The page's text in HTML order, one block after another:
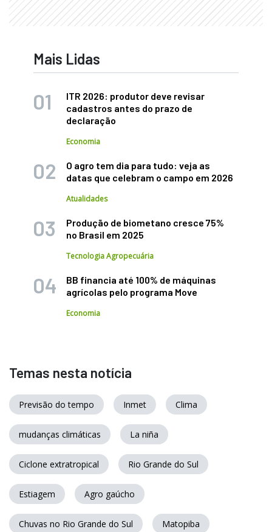
Mais Lidas
ITR 2026: produtor deve revisar
cadastros antes do prazo de
declaração
Economia
O agro tem dia para tudo: veja as
datas que celebram o campo em 2026
Atualidades
Produção de biometano cresce 75%
no Brasil em 2025
Tecnologia Agropecuária
BB financia até 100% de máquinas
agrícolas pelo programa Move
Economia
Temas nesta notícia
Previsão do tempo Inmet Clima
mudanças climáticas La niña
Ciclone extratropical Rio Grande do Sul
Estiagem Agro gaúcho
Chuvas no Rio Grande do Sul Matopiba